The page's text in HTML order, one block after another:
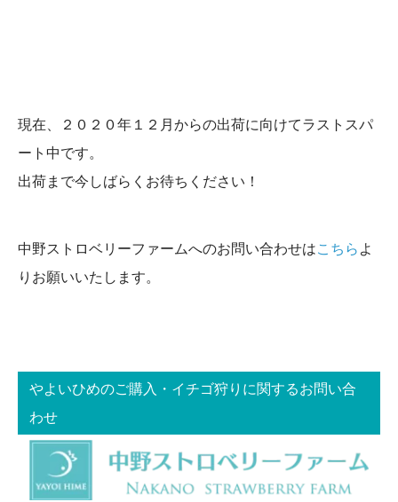
現在、２０２０年１２月からの出荷に向けてラストスパ
ート中です。
出荷まで今しばらくお待ちください！
中野ストロベリーファームへのお問い合わせはこちら よ
りお願いいたします。
やよいひめのご購入・イチゴ狩りに関するお問い合
わせ